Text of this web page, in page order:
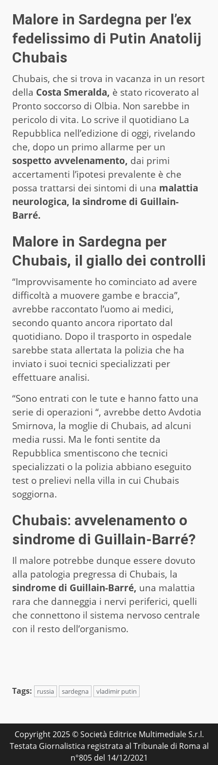
Malore in Sardegna per l’ex
fedelissimo di Putin Anatolij
Chubais
Chubais, che si trova in vacanza in un resort
della Costa Smeralda, è stato ricoverato al
Pronto soccorso di Olbia. Non sarebbe in
pericolo di vita. Lo scrive il quotidiano La
Repubblica nell’edizione di oggi, rivelando
che, dopo un primo allarme per un
sospetto avvelenamento, dai primi
accertamenti l’ipotesi prevalente è che
possa trattarsi dei sintomi di una malattia
neurologica, la sindrome di Guillain-
Barré.
Malore in Sardegna per
Chubais, il giallo dei controlli
“Improvvisamente ho cominciato ad avere
difficoltà a muovere gambe e braccia”,
avrebbe raccontato l’uomo ai medici,
secondo quanto ancora riportato dal
quotidiano. Dopo il trasporto in ospedale
sarebbe stata allertata la polizia che ha
inviato i suoi tecnici specializzati per
effettuare analisi.
“Sono entrati con le tute e hanno fatto una
serie di operazioni “, avrebbe detto Avdotia
Smirnova, la moglie di Chubais, ad alcuni
media russi. Ma le fonti sentite da
Repubblica smentiscono che tecnici
specializzati o la polizia abbiano eseguito
test o prelievi nella villa in cui Chubais
soggiorna.
Chubais: avvelenamento o
sindrome di Guillain-Barré?
Il malore potrebbe dunque essere dovuto
alla patologia pregressa di Chubais, la
sindrome di Guillain-Barré, una malattia
rara che danneggia i nervi periferici, quelli
che connettono il sistema nervoso centrale
con il resto dell’organismo.
Tags: russia sardegna vladimir putin
Copyright 2025 © Società Editrice Multimediale S.r.l.
Testata Giornalistica registrata al Tribunale di Roma al
n°805 del 14/12/2021